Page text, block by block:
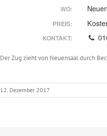
WO:
PREIS:
KONTAKT:
Der Zug zieht von Neuensaal durch
12. Dezember 2017